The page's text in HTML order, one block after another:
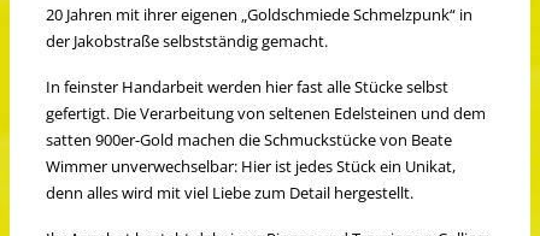
20 Jahren mit ihrer eigenen „Goldschmiede Schmelzpunk“ in
der Jakobstraße selbstständig gemacht.
In feinster Handarbeit werden hier fast alle Stücke selbst
gefertigt. Die Verarbeitung von seltenen Edelsteinen und dem
satten 900er-Gold machen die Schmuckstücke von Beate
Wimmer unverwechselbar: Hier ist jedes Stück ein Unikat,
denn alles wird mit viel Liebe zum Detail hergestellt.